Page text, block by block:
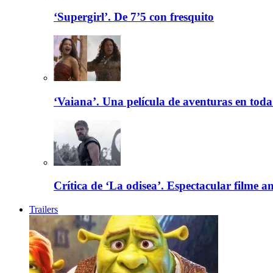
‘Supergirl’. De 7’5 con fresquito
‘Vaiana’. Una película de aventuras en
Crítica de ‘La odisea’. Espectacular filme
Trailers